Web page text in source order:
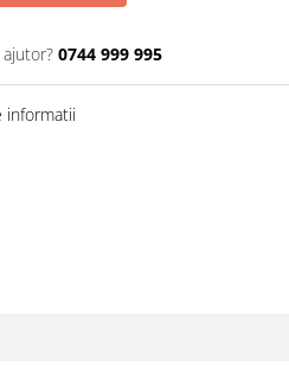
0744 999 995
informatii